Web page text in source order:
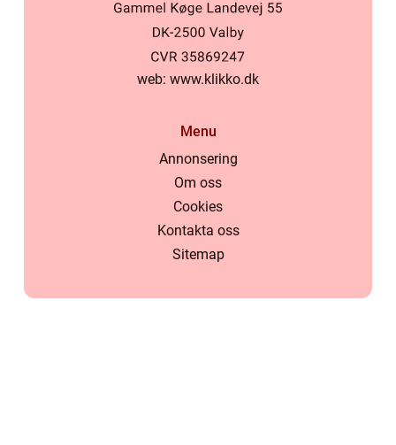
web: www.klikko.dk
Menu
Annonsering
Om oss
Cookies
Kontakta oss
Sitemap